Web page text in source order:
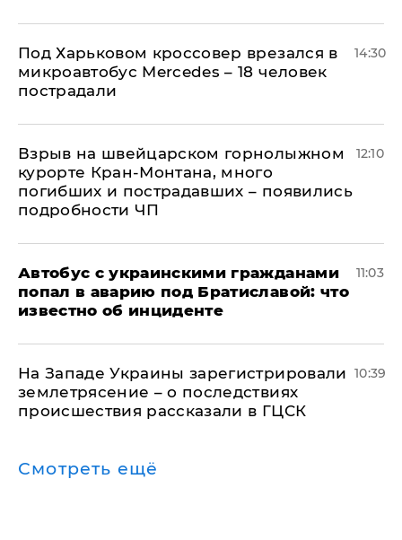
Под Харьковом кроссовер врезался в
микроавтобус Mercedes – 18 человек
пострадали
14:30
Взрыв на швейцарском горнолыжном
курорте Кран-Монтана, много
погибших и пострадавших – появились
подробности ЧП
12:10
Автобус с украинскими гражданами
попал в аварию под Братиславой: что
известно об инциденте
11:03
На Западе Украины зарегистрировали
землетрясение – о последствиях
происшествия рассказали в ГЦСК
10:39
Смотреть ещё